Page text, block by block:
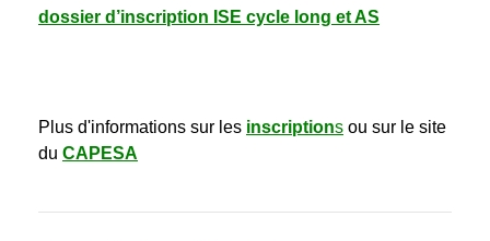
dossier d’inscription ISE cycle long et AS
Plus d'informations sur les inscriptions ou sur le site
du CAPESA